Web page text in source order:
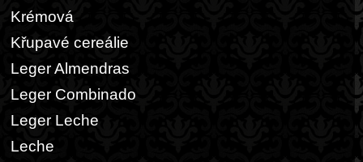
Krémová
Křupavé cereálie
Leger Almendras
Leger Combinado
Leger Leche
Leche